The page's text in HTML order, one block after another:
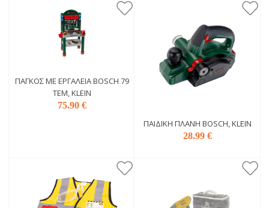
ΠΆΓΚΟΣ ΜΕ ΕΡΓΑΛΕΊΑ BOSCH 79
ΤΕΜ, KLEIN
75.90 €
ΠΑΙΔΙΚΉ ΠΛΆΝΗ BOSCH, KLEIN
28.99 €